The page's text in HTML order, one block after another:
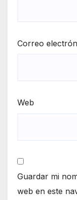
Correo
Web
Guardar mi
web en este